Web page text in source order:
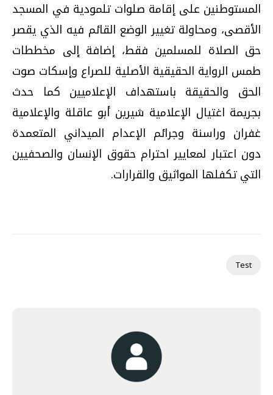
المستوطنين على إقامة صلوات تلمودية في المسجد
الأقصى، ومحاولة تغيير الوضع القائم فيه الذي يقصر
حق الصلاة للمسلمين فقط، إضافة إلى مخططات
طمس الرواية الحقيقية الأصلية للصراع وإسكات صوت
الحق والحقيقة باستهداف الإعلاميين كما حدث
بجريمة اغتيال الإعلامية شيرين أبو عاقلة والإعلامية
غفران وراسنة وجرائم الإعدام الميداني المتعمدة
دون اعتبار لمعايير احترام حقوق الإنسان والصحفيين
التي تكفلها المواثيق والقرارات.
Test